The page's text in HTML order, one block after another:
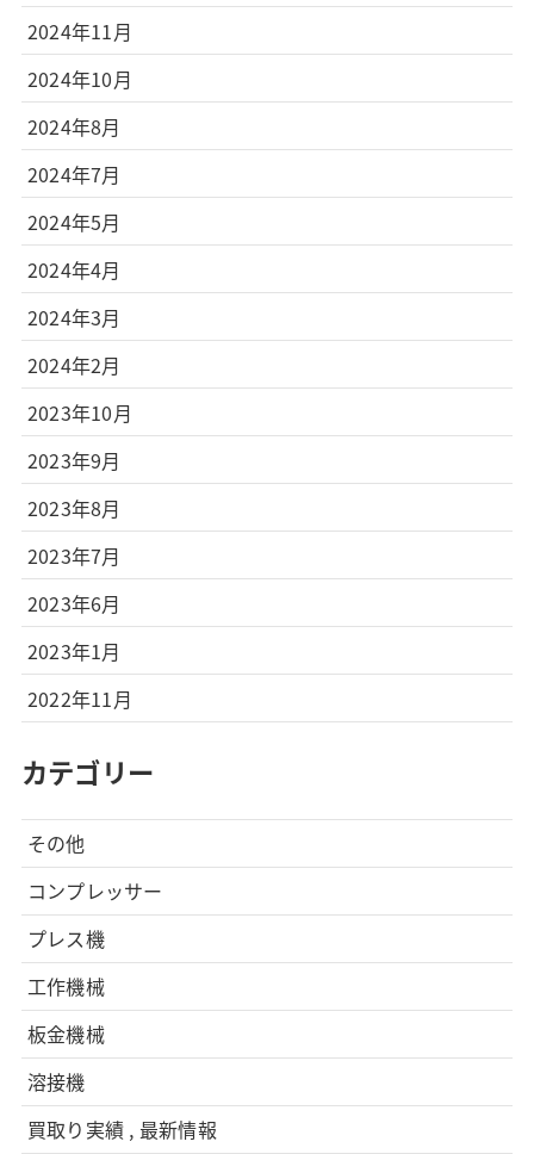
2024年11月
2024年10月
2024年8月
2024年7月
2024年5月
2024年4月
2024年3月
2024年2月
2023年10月
2023年9月
2023年8月
2023年7月
2023年6月
2023年1月
2022年11月
カテゴリー
その他
コンプレッサー
プレス機
工作機械
板金機械
溶接機
買取り実績 , 最新情報